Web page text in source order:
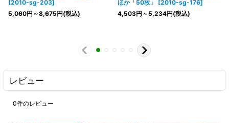
[2010-sg-203]
5,060円 ～8,675円(税込)
ほか「50枚」
[2010-sg-176]
4,503円 ～5,234円(税込)
レビュー
0件のレビュー